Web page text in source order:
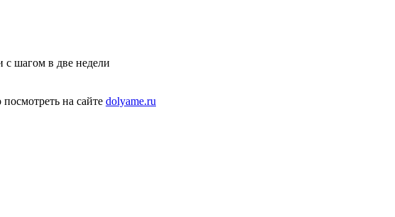
с шагом в две недели
на сайте dolyame.ru